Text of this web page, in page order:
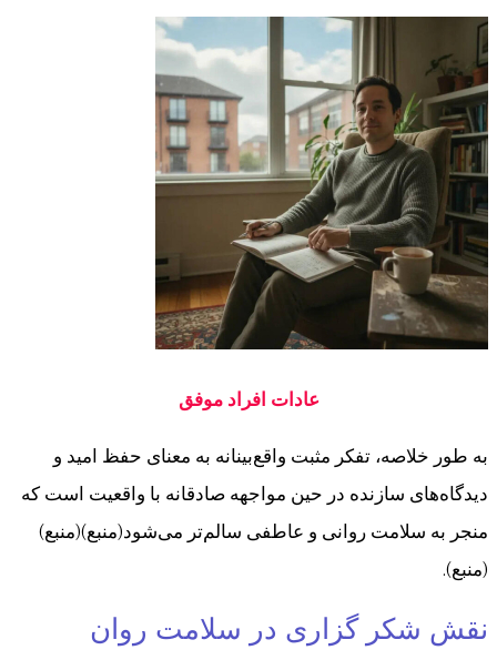
عادات افراد موفق
به طور خلاصه، تفکر مثبت واقع‌بینانه به معنای حفظ امید و
دیدگاه‌های سازنده در حین مواجهه صادقانه با واقعیت است که
منجر به سلامت روانی و عاطفی سالم‌تر می‌شود(منبع)(منبع)
(منبع).
نقش شکر گزاری در سلامت روان